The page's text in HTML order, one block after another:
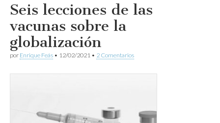
Seis lecciones de las
vacunas sobre la
globalización
por Enrique Feás • 12/02/2021 • 2 Comentarios